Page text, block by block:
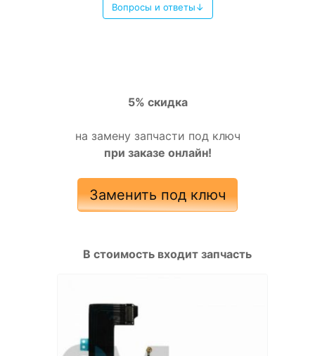
Вопросы и ответы↓
5% скидка
на замену запчасти под ключ
при заказе онлайн!
Заменить под ключ
В стоимость входит запчасть